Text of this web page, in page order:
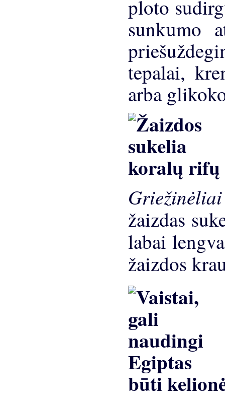
ploto
sunkumo
tepalai,
arba
žaizdas
labai
žaizdos
būti